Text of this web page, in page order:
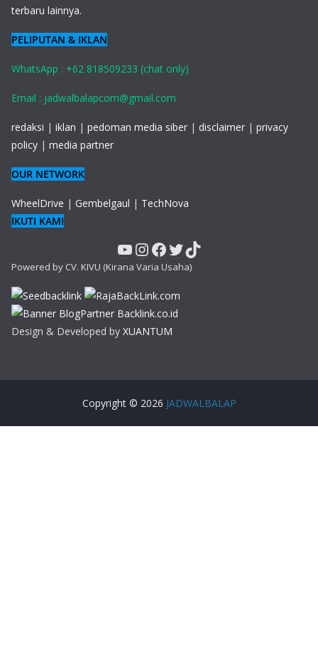
terbaru lainnya.
PELIPUTAN & IKLAN
WhatsApp : +62 818509233 (chat only)
Email : jadwalbalapcom@gmail.com
redaksi | iklan | pedoman media siber | disclaimer | privacy
policy | media partner
OUR NETWORK
WheelDrive | Gembelgaul | TechNova
IKUTI KAMI
YouTube
Instagram
Facebook
Twitter
TikTok
Powered by CV. KIVU (Kirana Varia Usaha)
Design & Developed by XUANTUM
Copyright © 2026 JADWALBALAP